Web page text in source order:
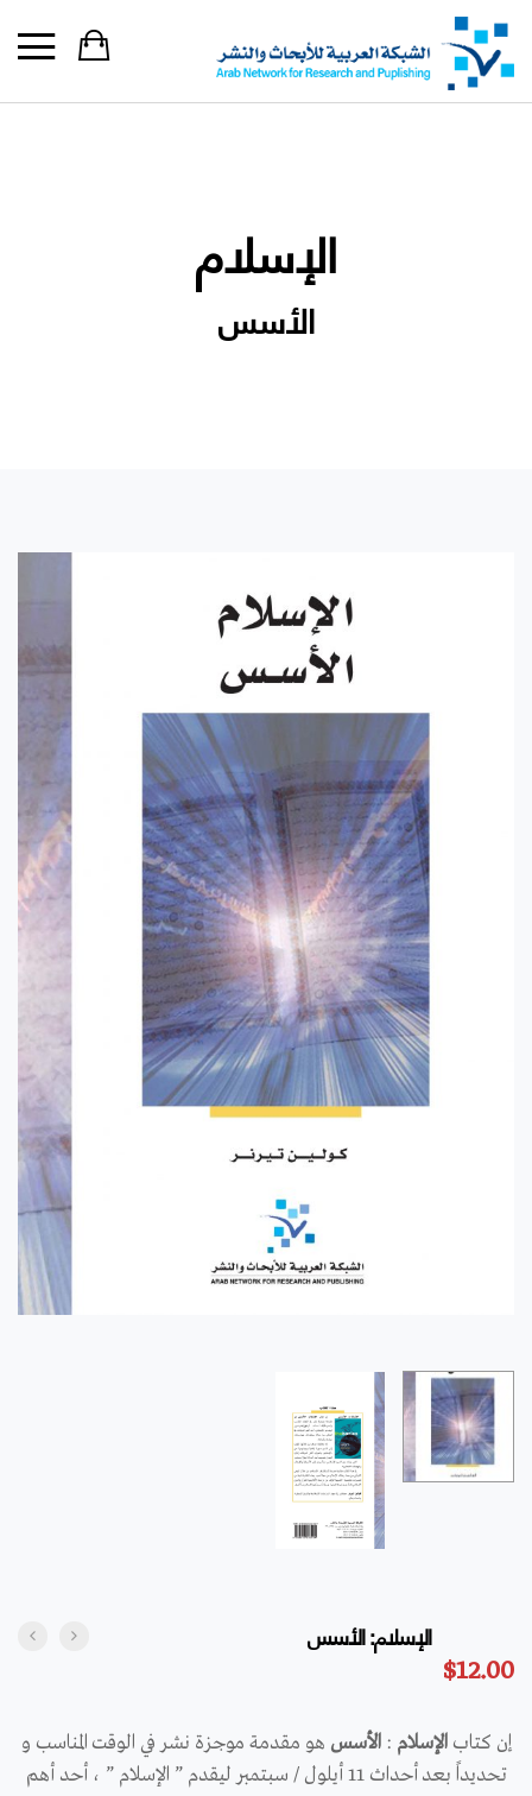
الإسلام
الأسس
الإسلام: الأسس
$12.00
إن كتابالإسلام :الأسس هو مقدمة موجزة نشر في الوقت المناسب و
تحديداً بعد أحداث 11 أيلول / سبتمبر ليقدم ” الإسلام ” ، أحد أهم